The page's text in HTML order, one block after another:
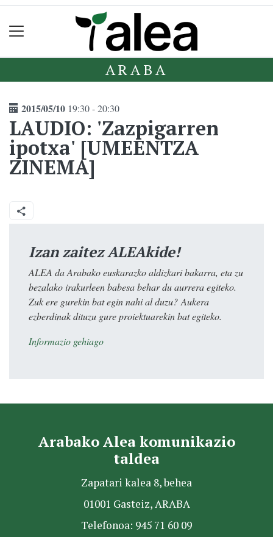
ARABA
2015/05/10 19:30 - 20:30
LAUDIO: 'Zazpigarren
ipotxa' [UMEENTZA
ZINEMA]
Izan zaitez ALEAkide!
ALEA da Arabako euskarazko aldizkari bakarra, eta zu
bezalako irakurleen babesa behar du aurrera egiteko.
Zuk ere gurekin bat egin nahi al duzu? Aukera
ezberdinak dituzu gure proiektuarekin bat egiteko.
Informazio gehiago
Arabako Alea komunikazio
taldea
Zapatari kalea 8, behea
01001 Gasteiz, ARABA
Telefonoa: 945 71 60 09